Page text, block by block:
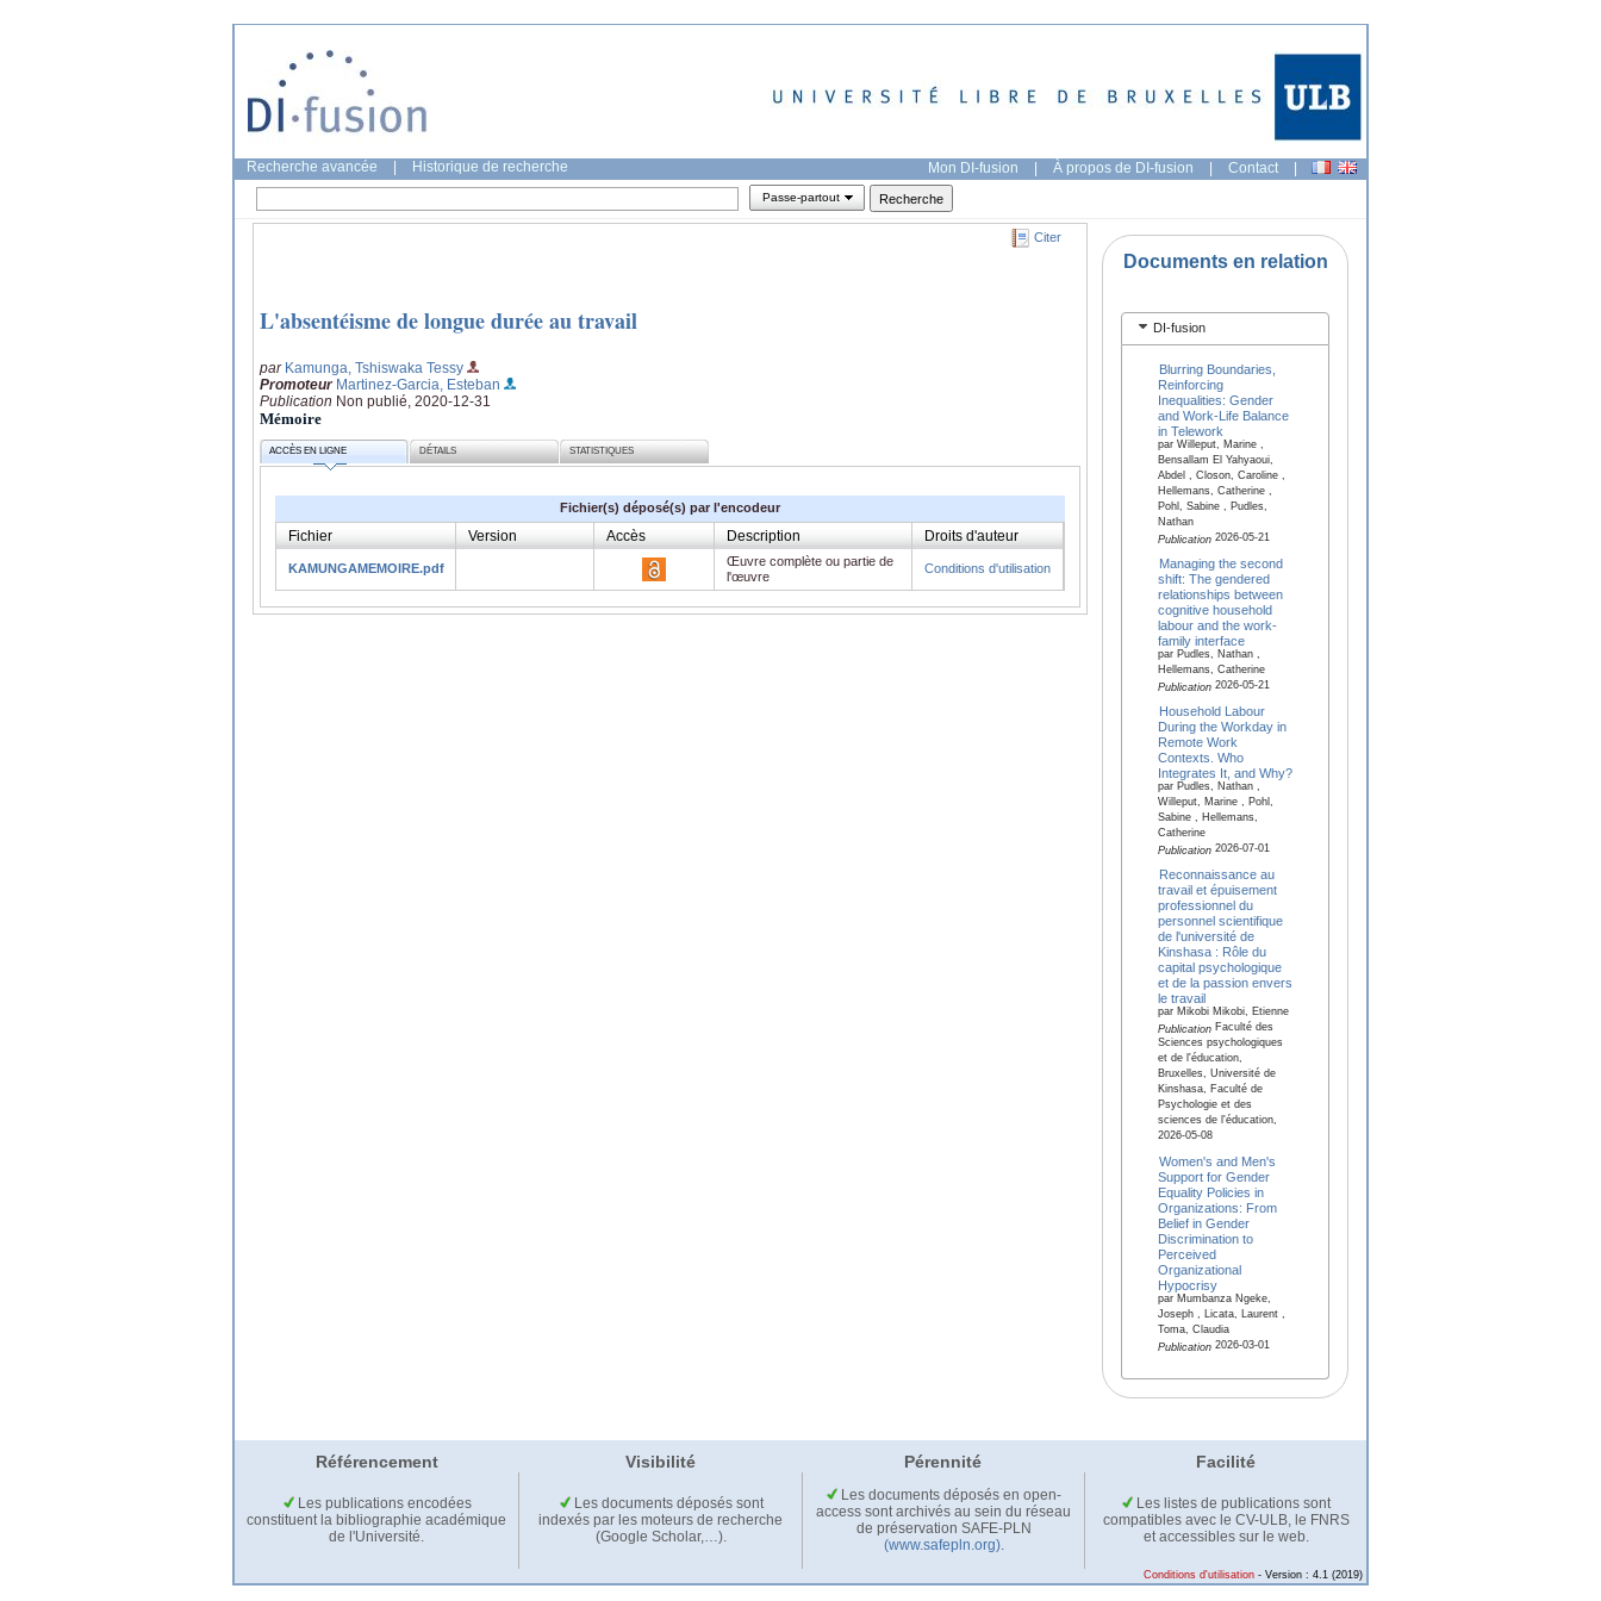
Recherche avancée Historique de recherche Mon DI-fusion | À propos de DI-fusion | Contact |
Passe-partout
Citer
L'absentéisme de longue durée au travail
par Kamunga, Tshiswaka Tessy
Promoteur Martinez-Garcia, Esteban
Publication Non publié, 2020-12-31
Mémoire
ACCÈS EN LIGNE DÉTAILS STATISTIQUES
Fichier(s) déposé(s) par l'encodeur
Fichier Version Accès Description Droits d'auteur
KAMUNGAMEMOIRE.pdf
Œuvre complète ou partie de
l'œuvre
Conditions d'utilisation
Documents en relation
DI-fusion
Blurring Boundaries,
Reinforcing
Inequalities: Gender
and Work-Life Balance
in Telework
par Willeput, Marine ,
Bensallam El Yahyaoui,
Abdel , Closon, Caroline ,
Hellemans, Catherine ,
Pohl, Sabine , Pudles,
Nathan
Publication2026-05-21
Managing the second
shift: The gendered
relationships between
cognitive household
labour and the work-
family interface
par Pudles, Nathan ,
Hellemans, Catherine
Publication2026-05-21
Household Labour
During the Workday in
Remote Work
Contexts. Who
Integrates It, and Why?
par Pudles, Nathan ,
Willeput, Marine , Pohl,
Sabine , Hellemans,
Catherine
Publication2026-07-01
Reconnaissance au
travail et épuisement
professionnel du
personnel scientifique
de l'université de
Kinshasa : Rôle du
capital psychologique
et de la passion envers
le travail
par Mikobi Mikobi, Etienne
PublicationFaculté des
Sciences psychologiques
et de l'éducation,
Bruxelles, Université de
Kinshasa, Faculté de
Psychologie et des
sciences de l'éducation,
2026-05-08
Women's and Men's
Support for Gender
Equality Policies in
Organizations: From
Belief in Gender
Discrimination to
Perceived
Organizational
Hypocrisy
par Mumbanza Ngeke,
Joseph , Licata, Laurent ,
Toma, Claudia
Publication2026-03-01
Référencement Visibilité Pérennité Facilité
Les publications encodées
constituent la bibliographie académique
de l'Université.
Les documents déposés sont
indexés par les moteurs de recherche
(Google Scholar,…).
Les documents déposés en open-
access sont archivés au sein du réseau
de préservation SAFE-PLN
(www.safepln.org).
Les listes de publications sont
compatibles avec le CV-ULB, le FNRS
et accessibles sur le web.
Conditions d'utilisation - Version : 4.1 (2019)